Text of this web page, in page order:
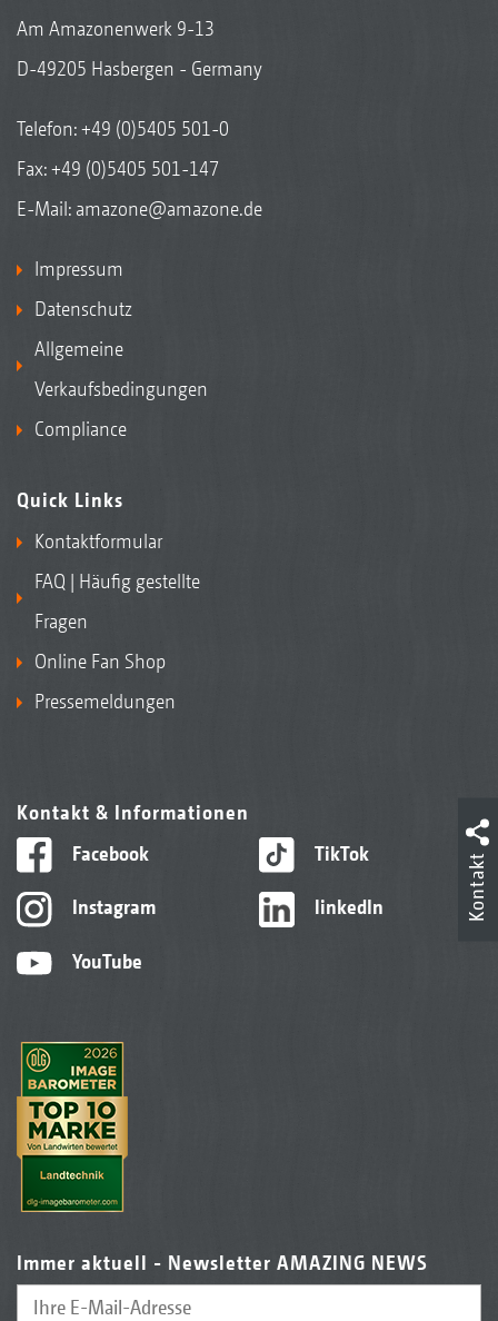
Am Amazonenwerk 9-13
D-49205 Hasbergen - Germany
Telefon:+49 (0)5405 501-0
Fax: +49 (0)5405 501-147
E-Mail: amazone@amazone.de
Impressum
Datenschutz
Allgemeine
Verkaufsbedingungen
Compliance
Quick Links
Kontaktformular
FAQ | Häufig gestellte
Fragen
Online Fan Shop
Pressemeldungen
Kontakt & Informationen
Facebook
Instagram
YouTube
TikTok
linkedIn
Immer aktuell - Newsletter AMAZING NEWS
Kontakt